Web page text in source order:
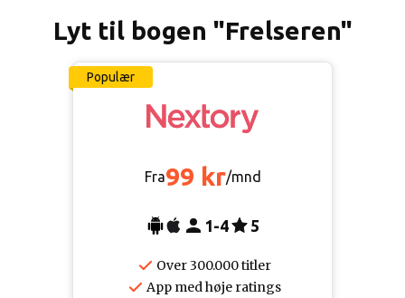
Lyt til bogen "Frelseren"
Populær
Fra99 kr/mnd
1-4 5
Over 300.000 titler
App med høje ratings